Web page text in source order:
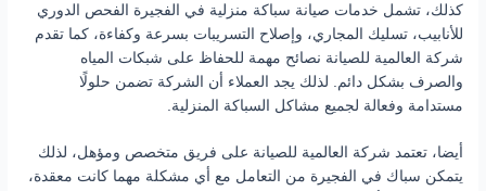
كذلك، تشمل خدمات صيانة سباكة منزلية في الفجيرة الفحص الدوري
للأنابيب، تسليك المجاري، وإصلاح التسريبات بسرعة وكفاءة، كما تقدم
شركة العالمية للصيانة نصائح مهمة للحفاظ على شبكات المياه
والصرف بشكل دائم. لذلك يجد العملاء أن الشركة تضمن حلولًا
مستدامة وفعالة لجميع مشاكل السباكة المنزلية.
أيضا، تعتمد شركة العالمية للصيانة على فريق متخصص ومؤهل، لذلك
يتمكن سباك في الفجيرة من التعامل مع أي مشكلة مهما كانت معقدة،